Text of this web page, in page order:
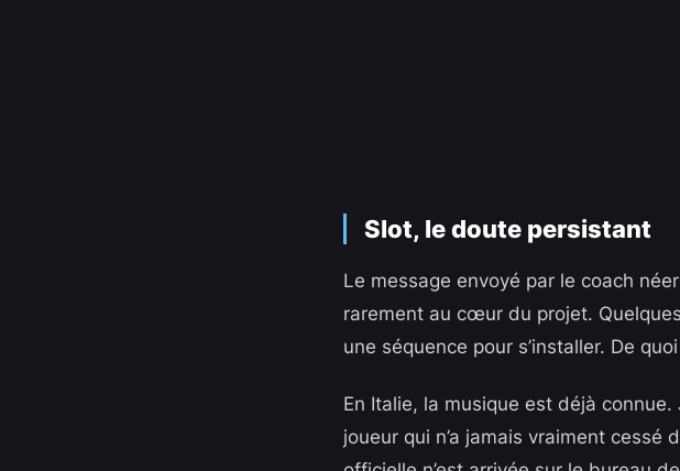
Slot, le doute persistant
Le message envoyé par le coach
rarement au cœur du projet.
une séquence pour s’installer. De
En Italie, la musique est déjà
joueur qui n’a jamais vraiment cessé